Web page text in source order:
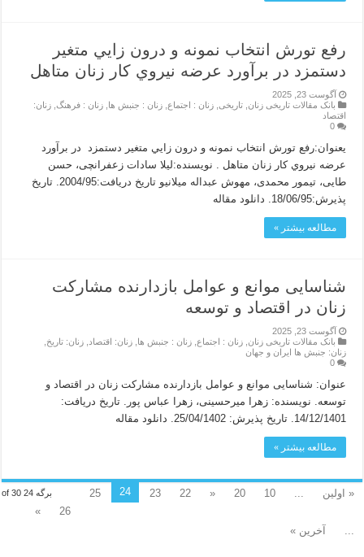
رفع تورش انتخاب نمونه و درون زايي متغير
دستمزد در برآورد عرضه نيروي كار زنان متاهل
آگوست 23, 2025
بانک مقالات تاریخی زنان ,تاریخی ,زنان : اجتماع ,زنان : جنبش ها ,زنان : فرهنگ ,زنان:
اقتصاد
0
یعنوان:رفع تورش انتخاب نمونه و درون زايي متغير دستمزد در برآورد
عرضه نيروي كار زنان متاهل . نویسنده:لیلا سادات زعفرانچی، حسن
طایی، تیمور محمدی، مهوش عبداله میلانیو تاریخ دریافت:2004/95. تاریخ
پذیرش:18/06/95. دانلود مقاله
مطالعه بیشتر »
شناسایی موانع و عوامل بازدارنده مشارکت
زنان در اقتصاد و توسعه
آگوست 23, 2025
بانک مقالات تاریخی زنان ,زنان : اجتماع ,زنان : جنبش ها ,زنان: اقتصاد ,زنان: تاریخ
زنان: جنبش ها ایران و جهان
0
عنوان: شناسایی موانع و عوامل بازدارنده مشارکت زنان در اقتصاد و
توسعه. نویسنده: زهرا میرحسینی، زهرا عباس پور. تاریخ دریافت:
14/12/1401. تاریخ پذیرش: 25/04/1402. دانلود مقاله
مطالعه بیشتر »
برگه 24 of 30 « اولین 10
20
«
22
23
24
25
26
»
آخرین »